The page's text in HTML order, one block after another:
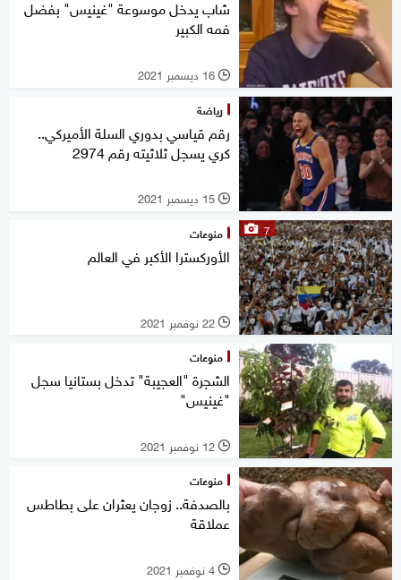
شاب يدخل موسوعة "غينيس" بفضل
فمه الكبير
l 16 ديسمبر 2021
رياضة
رقم قياسي بدوري السلة الأميركي..
كري يسجل ثلاثيته رقم 2974
l 15 ديسمبر 2021
7 منوعات
الأوركسترا الأكبر في العالم
l 22 نوفمبر 2021
منوعات
الشجرة "العجيبة" تدخل بستانيا سجل
"غينيس"
l 12 نوفمبر 2021
منوعات
بالصدفة.. زوجان يعثران على بطاطس
عملاقة
l 4 نوفمبر 2021